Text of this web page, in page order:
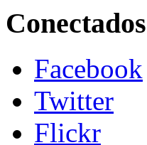
Conectados
Facebook
Twitter
Flickr